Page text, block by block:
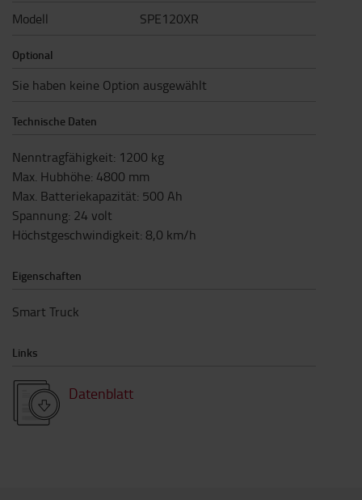
Modell SPE120XR
Optional
Sie haben keine Option ausgewählt
Technische Daten
Nenntragfähigkeit: 1200 kg
Max. Hubhöhe: 4800 mm
Max. Batteriekapazität: 500 Ah
Spannung: 24 volt
Höchstgeschwindigkeit: 8,0 km/h
Eigenschaften
Smart Truck
Links
Datenblatt